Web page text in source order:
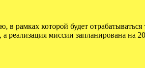
рамках которой будет
миссии запланирована на